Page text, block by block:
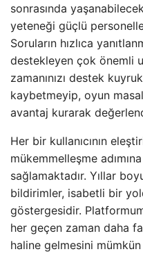
sonrasında
yeteneği güçlü
Soruların hızlıca
destekleyen çok önemli
zamanınızı destek
kaybetmeyip, oyun
avantaj kurarak
Her bir kullanıcının
mükemmelleşme
sağlamaktadır. Yıllar
bildirimler, isabetli bir
göstergesidir.
her geçen zaman daha
haline gelmesini mümkün